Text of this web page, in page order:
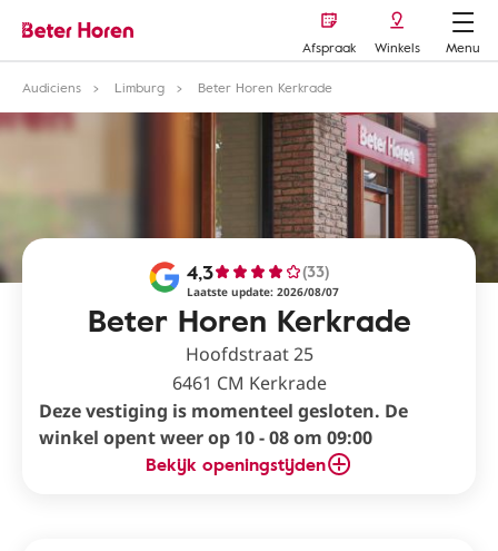
Afspraak Winkels
Menu
Audiciens
Limburg Beter Horen Kerkrade
Beter Horen Kerkrade
4,3 (33)
Laatste update: 2026/08/07
Hoofdstraat 25
6461 CM Kerkrade
Deze vestiging is momenteel gesloten. De
winkel opent weer op 10 - 08 om 09:00
Bekijk openingstijden